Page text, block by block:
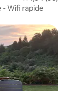
- Wifi rapide